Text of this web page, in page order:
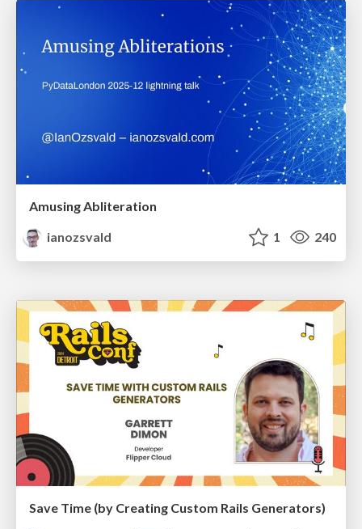
Amusing Abliteration
ianozsvald
1 240
Save Time (by Creating Custom Rails Generators)